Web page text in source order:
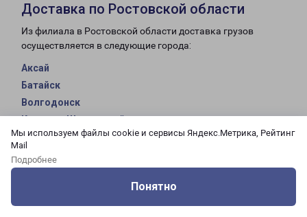
Мы используем файлы cookie и сервисы Яндекс.Метрика, Рейтинг
Mail
Подробнее
Понятно
Доставка по Ростовской области
Из филиала в Ростовской области доставка грузов
осуществляется в следующие города:
Аксай
Батайск
Волгодонск
Каменск-Шахтинский
Новочеркасск
Ростов-на-Дону
Таганрог
Таганрог